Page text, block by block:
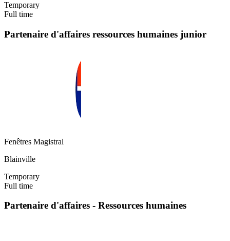
Temporary
Full time
Partenaire d'affaires ressources humaines junior
Fenêtres Magistral
Blainville
Temporary
Full time
Partenaire d'affaires - Ressources humaines